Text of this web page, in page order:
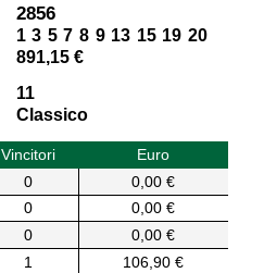
2856
1 3 5 7 8 9 13 15 19 20
891,15 €
11
Classico
Vincitori
Euro
0
0,00 €
0
0,00 €
0
0,00 €
1
106,90 €